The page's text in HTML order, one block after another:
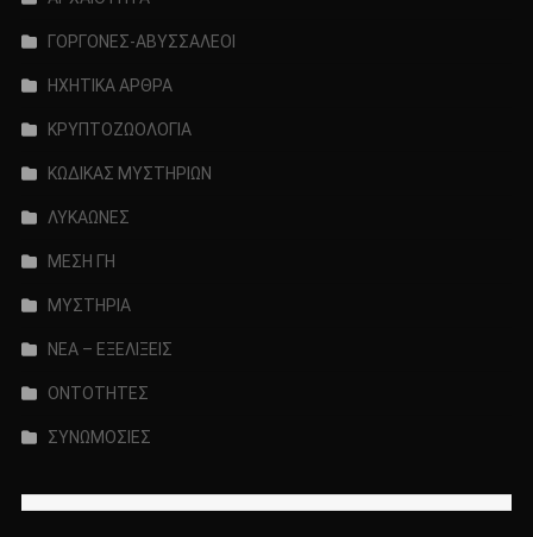
ΓΟΡΓΟΝΕΣ-ΑΒΥΣΣΑΛΕΟΙ
ΗΧΗΤΙΚΑ ΑΡΘΡΑ
ΚΡΥΠΤΟΖΩΟΛΟΓΙΑ
ΚΩΔΙΚΑΣ ΜΥΣΤΗΡΙΩΝ
ΛΥΚΑΩΝΕΣ
ΜΕΣΗ ΓΗ
ΜΥΣΤΗΡΙΑ
ΝΕΑ – ΕΞΕΛΙΞΕΙΣ
ΟΝΤΟΤΗΤΕΣ
ΣΥΝΩΜΟΣΙΕΣ